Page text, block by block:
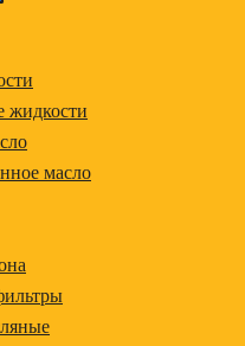
жидкости
масло